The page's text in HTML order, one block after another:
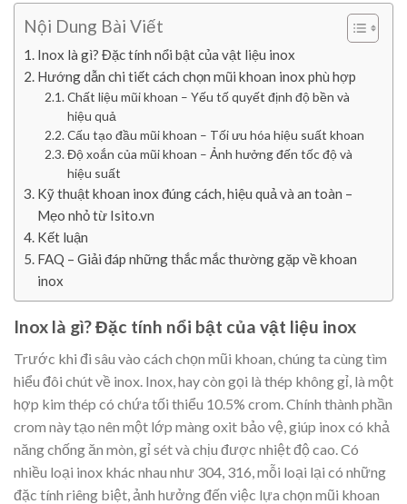
Nội Dung Bài Viết
Inox là gì? Đặc tính nổi bật của vật liệu inox
Hướng dẫn chi tiết cách chọn mũi khoan inox phù hợp
Chất liệu mũi khoan – Yếu tố quyết định độ bền và
hiệu quả
Cấu tạo đầu mũi khoan – Tối ưu hóa hiệu suất khoan
Độ xoắn của mũi khoan – Ảnh hưởng đến tốc độ và
hiệu suất
Kỹ thuật khoan inox đúng cách, hiệu quả và an toàn –
Mẹo nhỏ từ Isito.vn
Kết luận
FAQ – Giải đáp những thắc mắc thường gặp về khoan
inox
Inox là gì? Đặc tính nổi bật của vật liệu inox
Trước khi đi sâu vào cách chọn mũi khoan, chúng ta cùng tìm
hiểu đôi chút về inox. Inox, hay còn gọi là thép không gỉ, là một
hợp kim thép có chứa tối thiểu 10.5% crom. Chính thành phần
crom này tạo nên một lớp màng oxit bảo vệ, giúp inox có khả
năng chống ăn mòn, gỉ sét và chịu được nhiệt độ cao. Có
nhiều loại inox khác nhau như 304, 316, mỗi loại lại có những
đặc tính riêng biệt, ảnh hưởng đến việc lựa chọn mũi khoan